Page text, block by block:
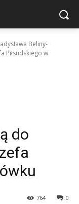
Beliny-
Piłsudskiego w
do
0
764